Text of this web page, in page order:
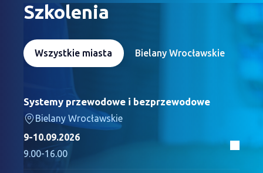
Szkolenia
Wszystkie miasta Bielany Wrocławskie
9-10.09.2026
9.00-16.00
Systemy przewodowe i bezprzewodowe
Bielany Wrocławskie